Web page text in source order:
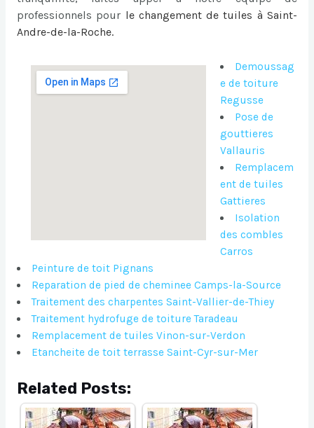
professionnels pour le changement de tuiles à Saint-
Andre-de-la-Roche.
Demoussag
e de toiture
Regusse
Pose de
gouttieres
Vallauris
Remplacem
ent de tuiles
Gattieres
Isolation
des combles
Carros
Peinture de toit Pignans
Reparation de pied de cheminee Camps-la-Source
Traitement des charpentes Saint-Vallier-de-Thiey
Traitement hydrofuge de toiture Taradeau
Remplacement de tuiles Vinon-sur-Verdon
Etancheite de toit terrasse Saint-Cyr-sur-Mer
Related Posts: